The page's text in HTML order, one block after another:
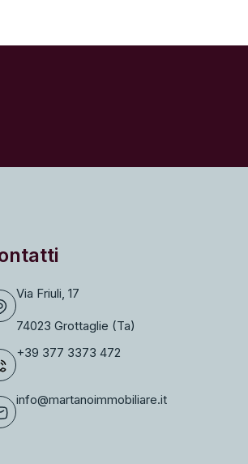
Via Friuli, 17
74023 Grottaglie (Ta)
+39 377 3373 472
info@martanoimmobiliare.it